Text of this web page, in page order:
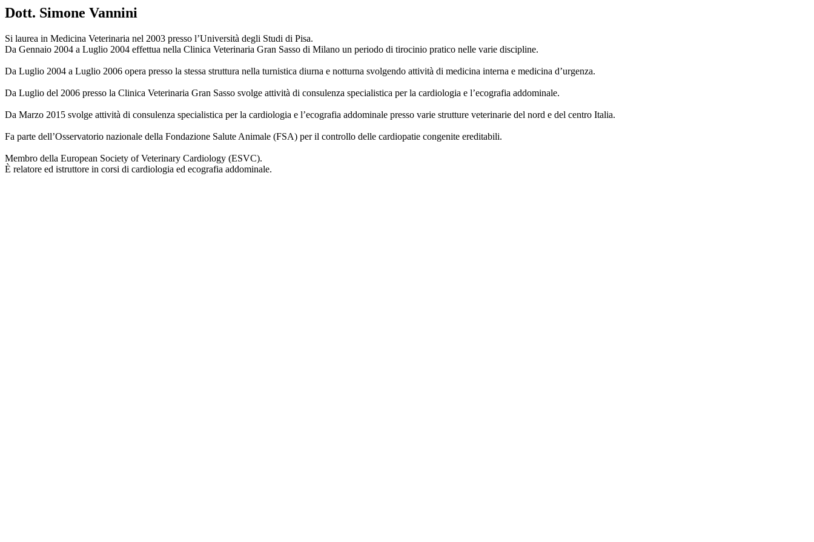
Dott. Simone Vannini
Si laurea in Medicina Veterinaria nel 2003 presso l’Università degli Studi di Pisa.
Da Gennaio 2004 a Luglio 2004 effettua nella Clinica Veterinaria Gran Sasso di Milano un periodo di tirocinio pratico nelle varie discipline.
Da Luglio 2004 a Luglio 2006 opera presso la stessa struttura nella turnistica diurna e notturna svolgendo attività di medicina interna e medicina d’urgenza.
Da Luglio del 2006 presso la Clinica Veterinaria Gran Sasso svolge attività di consulenza specialistica per la cardiologia e l’ecografia addominale.
Da Marzo 2015 svolge attività di consulenza specialistica per la cardiologia e l’ecografia addominale presso varie strutture veterinarie del nord e del centro Italia.
Fa parte dell’Osservatorio nazionale della Fondazione Salute Animale (FSA) per il controllo delle cardiopatie congenite ereditabili.
Membro della European Society of Veterinary Cardiology (ESVC).
È relatore ed istruttore in corsi di cardiologia ed ecografia addominale.